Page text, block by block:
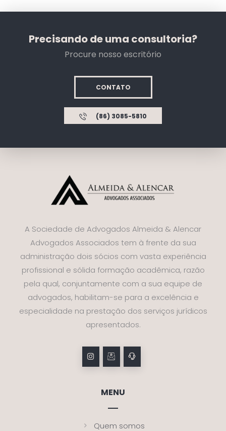
Precisando de uma consultoria?
Procure nosso escritório
CONTATO
(86) 3085-5810
A Sociedade de Advogados Almeida & Alencar
Advogados Associados tem à frente da sua
administração dois sócios com vasta experiência
profissional e sólida formação acadêmica, razão
pela qual, conjuntamente com a sua equipe de
advogados, habilitam-se para a excelência e
especialidade na prestação dos serviços jurídicos
apresentados.
MENU
Quem somos